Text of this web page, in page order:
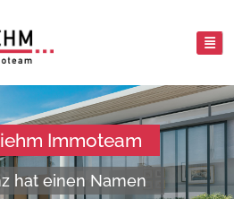
Immoteam
hat einen Namen